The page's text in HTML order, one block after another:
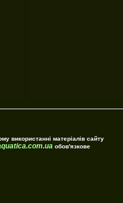
використанні матеріалів сайту
обов'язкове